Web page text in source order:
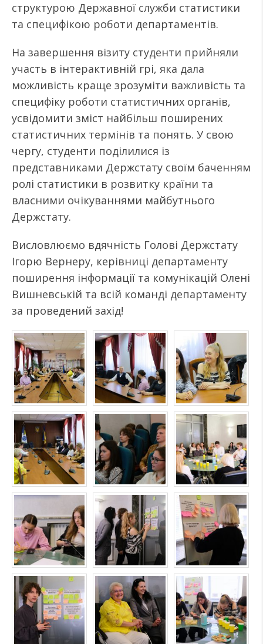
структурою Державної служби статистики
та специфікою роботи департаментів.
На завершення візиту студенти прийняли
участь в інтерактивній грі, яка дала
можливість краще зрозуміти важливість та
специфіку роботи статистичних органів,
усвідомити зміст найбільш поширених
статистичних термінів та понять. У свою
чергу, студенти поділилися із
представниками Держстату своїм баченням
ролі статистики в розвитку країни та
власними очікуваннями майбутнього
Держстату.
Висловлюємо вдячність Голові Держстату
Ігорю Вернеру, керівниці департаменту
поширення інформації та комунікацій Олені
Вишневській та всій команді департаменту
за проведений захід!